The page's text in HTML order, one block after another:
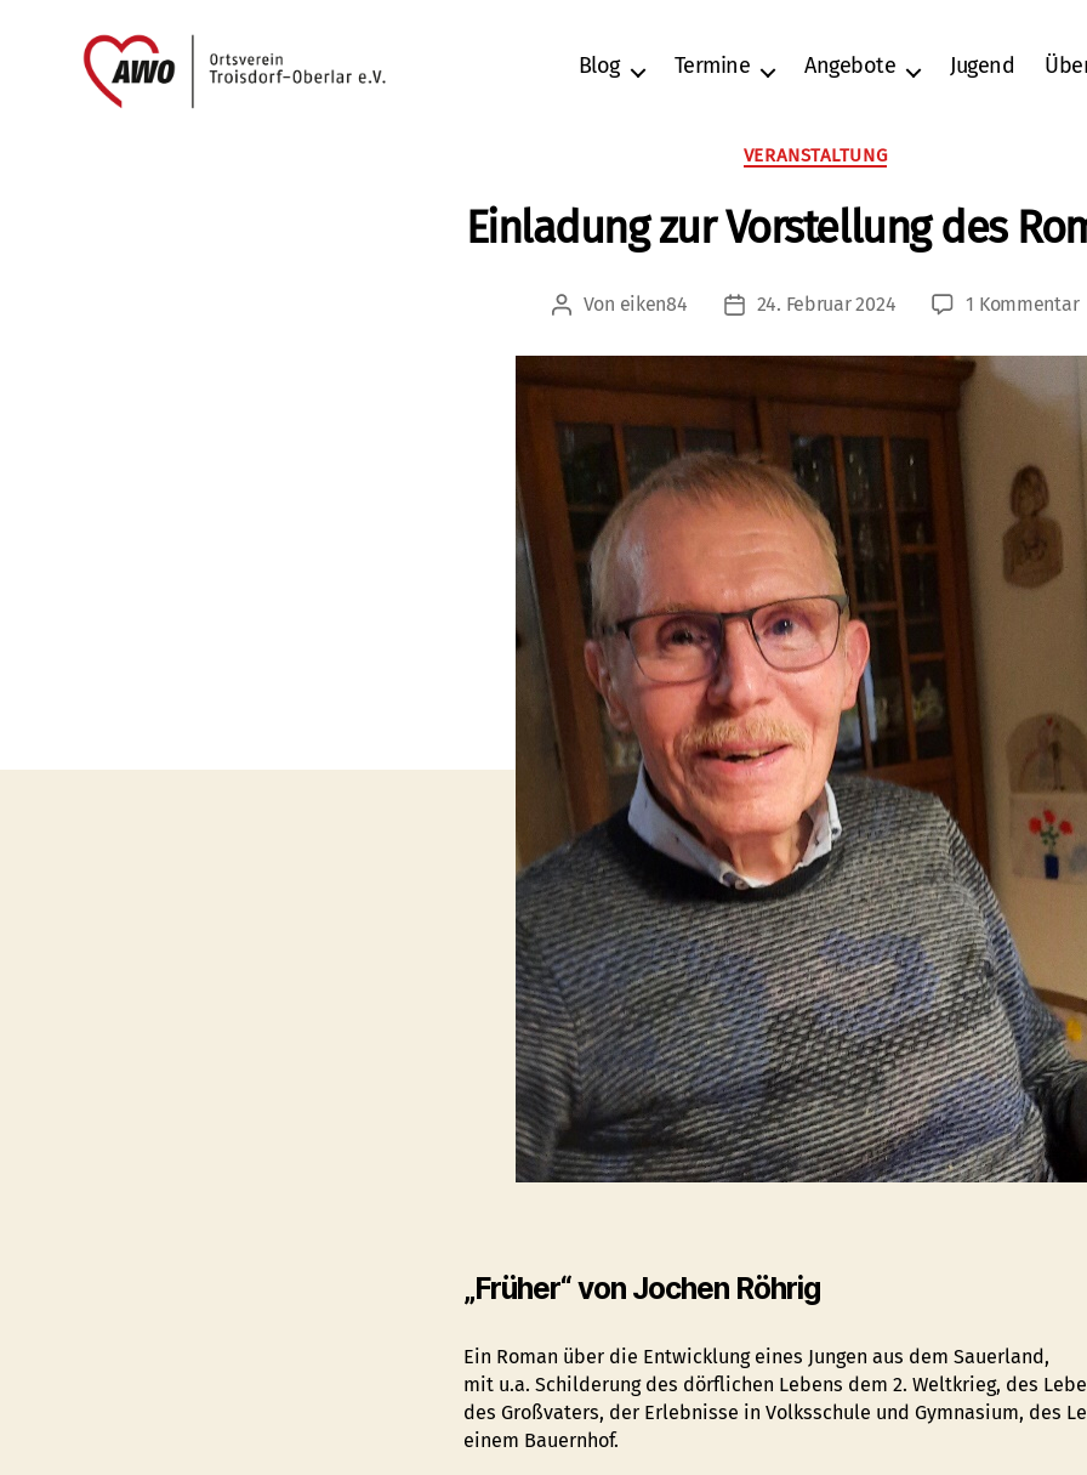
Blog Termine Angebote Jugend
Kategorien
VERANSTALTUNG
Einladung zur Vorstellung des
Beitragsautor
Von eiken84 Veröffentlichungsdatum
24. Februar 2024 1 Kommentar
„Früher“von Jochen Röhrig
​​​​​​Ein Roman über die Entwicklung eines Jungen aus dem Sauerland,
mit u.a. Schilderung des dörflichen Lebens dem 2. Weltkrieg, des
des Großvaters, der Erlebnisse in Volksschule und Gymnasium, des
einem Bauernhof.